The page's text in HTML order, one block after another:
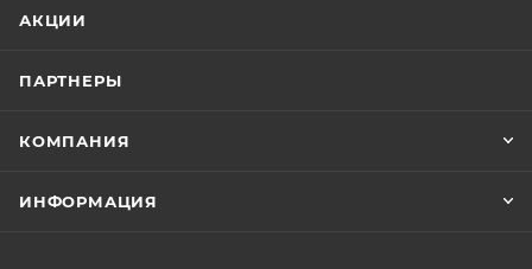
АКЦИИ
ПАРТНЕРЫ
КОМПАНИЯ
ИНФОРМАЦИЯ